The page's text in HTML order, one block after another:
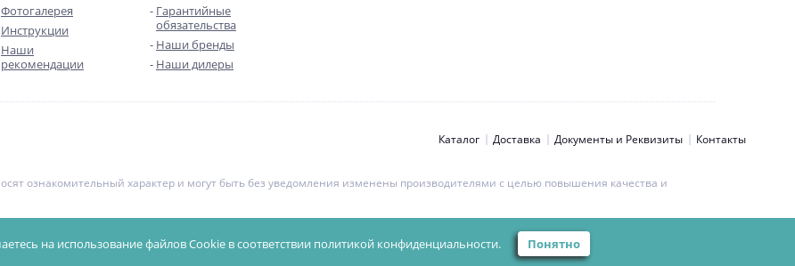
Фотогалерея
Инструкции
Наши
рекомендации
Гарантийные
обязательства
Наши бренды
Наши дилеры
Каталог Доставка Документы и Реквизиты Контакты
ознакомительный характер и могут быть без уведомления изменены производителями с целью повышения качества и
офертой. Уточняйте цены у менеджеров. Политика конфиденциальности персональных данных.
на использование файлов Cookie в соответствии политикой конфиденциальности. Понятно